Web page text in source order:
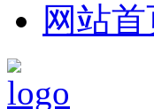
网站